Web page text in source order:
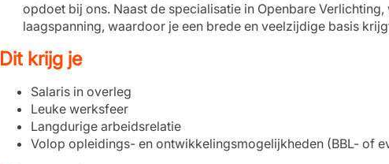
opdoet bij ons. Naast de specialisatie in Openbare
laagspanning, waardoor je een brede en veelzijdige basis
Dit krijg je
Salaris in overleg
Leuke werksfeer
Langdurige arbeidsrelatie
Volop opleidings- en ontwikkelingsmogelijkheden (BBL- of